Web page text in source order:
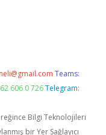
Teams:
606 0 726 Telegram:
Bilgi Teknolojileri
bir Yer Sağlayıcı